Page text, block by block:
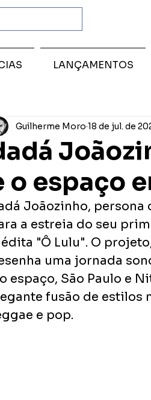
o espaço
Guilherme Moro 18 de jul. de
Joãozinho,
a estreia do seu
"Ô Lulu". O
uma jornada
espaço, São Paulo e
fusão de estilos
e pop.
LANÇAMENTOS